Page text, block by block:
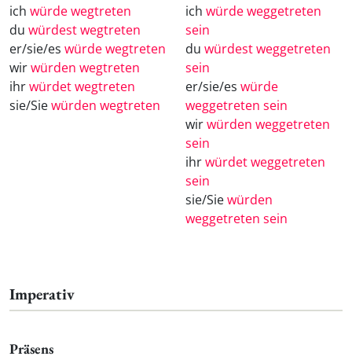
ich würde wegtreten
du würdest wegtreten
er/sie/es würde wegtreten
wirwürden wegtreten
ihrwürdet wegtreten
sie/Siewürden wegtreten
ich würde weggetreten
sein
du würdest weggetreten
sein
er/sie/es würde
weggetreten sein
wirwürden weggetreten
sein
ihrwürdet weggetreten
sein
sie/Siewürden
weggetreten sein
Imperativ
Präsens